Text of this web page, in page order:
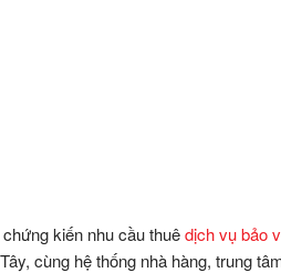
kiến nhu cầu thuêdịch vụ bảo
cùng hệ thống nhà hàng, trung